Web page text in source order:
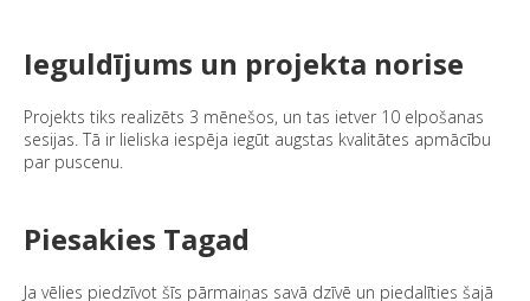
Ieguldījums un projekta norise
Projekts tiks realizēts 3 mēnešos, un tas ietver 10 elpošanas
sesijas. Tā ir lieliska iespēja iegūt augstas kvalitātes apmācību
par puscenu.
Piesakies Tagad
Ja vēlies piedzīvot šīs pārmaiņas savā dzīvē un piedalīties šajā